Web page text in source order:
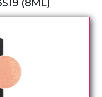
(8ML)